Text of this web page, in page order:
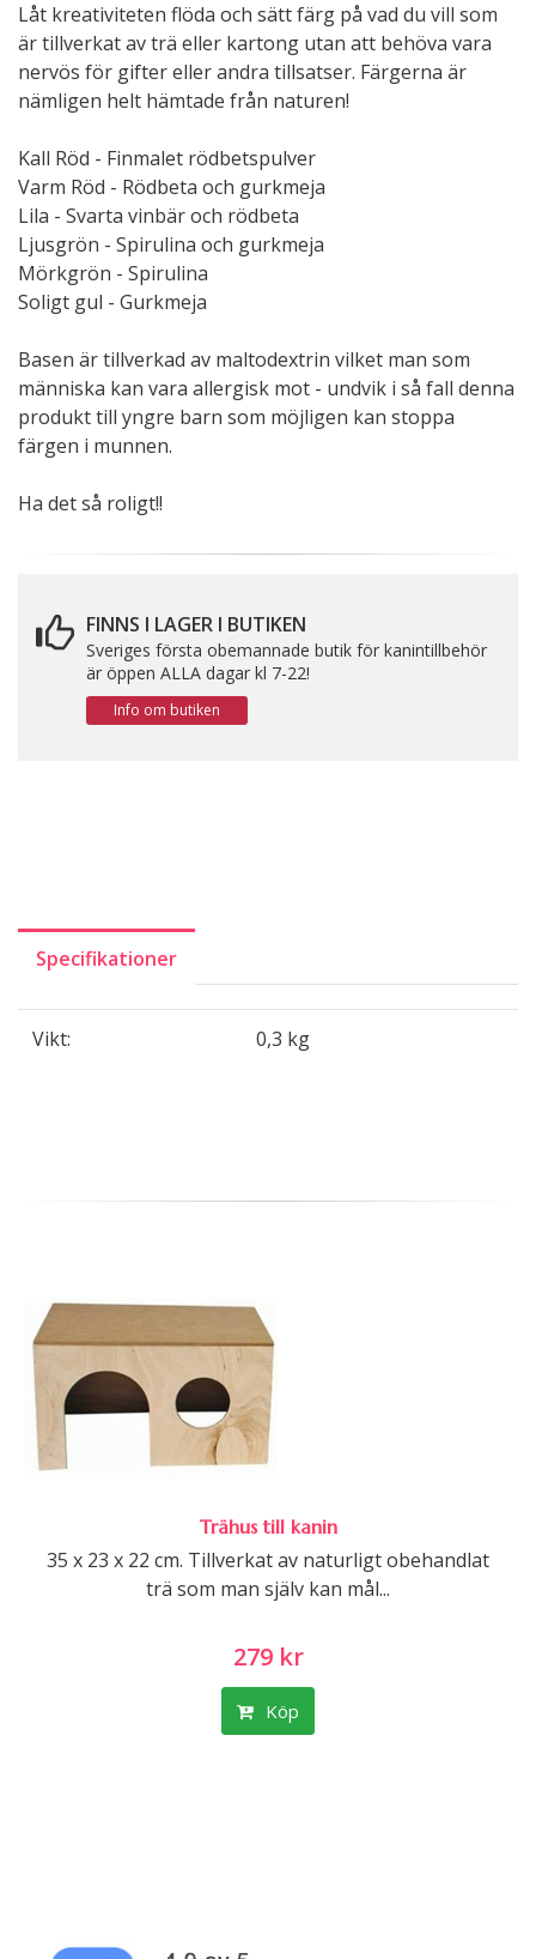
Låt kreativiteten flöda och sätt färg på vad du vill som
är tillverkat av trä eller kartong utan att behöva vara
nervös för gifter eller andra tillsatser. Färgerna är
nämligen helt hämtade från naturen!
Kall Röd - Finmalet rödbetspulver
Varm Röd - Rödbeta och gurkmeja
Lila - Svarta vinbär och rödbeta
Ljusgrön - Spirulina och gurkmeja
Mörkgrön - Spirulina
Soligt gul - Gurkmeja
Basen är tillverkad av maltodextrin vilket man som
människa kan vara allergisk mot - undvik i så fall denna
produkt till yngre barn som möjligen kan stoppa
färgen i munnen.
Ha det så roligt!!
FINNS I LAGER I BUTIKEN
Sveriges första obemannade butik för kanintillbehör
är öppen ALLA dagar kl 7-22!
Info om butiken
Specifikationer
Vikt: 0,3 kg
Trähus till kanin
35 x 23 x 22 cm. Tillverkat av naturligt obehandlat
trä som man själv kan mål...
279 kr
Köp